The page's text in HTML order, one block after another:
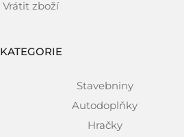
Vrátit zboží
KATEGORIE
Stavebniny
Autodoplňky
Hračky